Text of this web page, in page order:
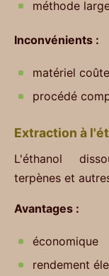
méthode
Inconvénients :
matériel
procédé
Extraction à
L'éthanol
terpènes et
Avantages :
économique
rendement